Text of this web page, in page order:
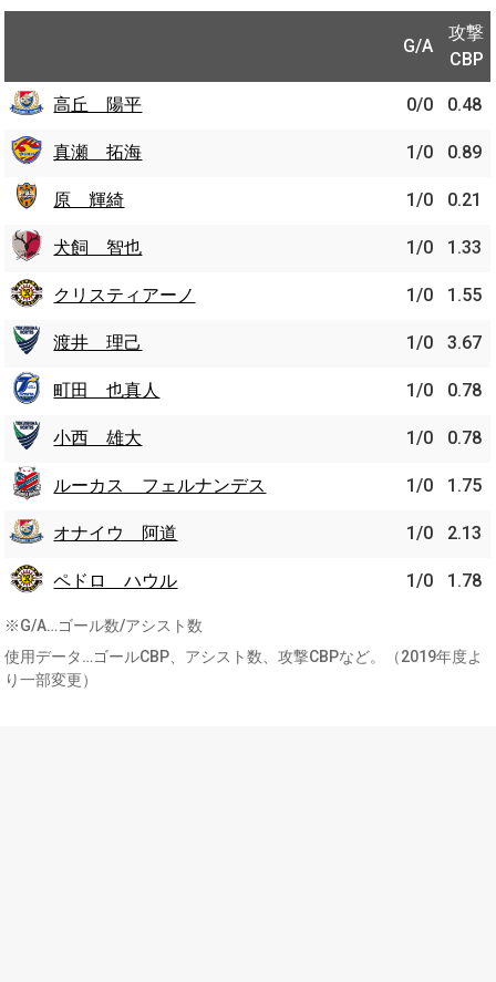
G/A
攻撃
CBP
高丘 陽平 0/0 0.48
真瀬 拓海 1/0 0.89
原 輝綺 1/0 0.21
犬飼 智也 1/0 1.33
クリスティアーノ 1/0 1.55
渡井 理己 1/0 3.67
町田 也真人 1/0 0.78
小西 雄大 1/0 0.78
ルーカス フェルナンデス 1/0 1.75
オナイウ 阿道 1/0 2.13
ペドロ ハウル 1/0 1.78
※G/A…ゴール数/アシスト数
使用データ…ゴールCBP、アシスト数、攻撃CBPなど。（2019年度よ
り一部変更）